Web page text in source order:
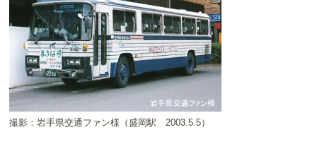
撮影：岩手県交通ファン様（盛岡駅 2003.5.5）